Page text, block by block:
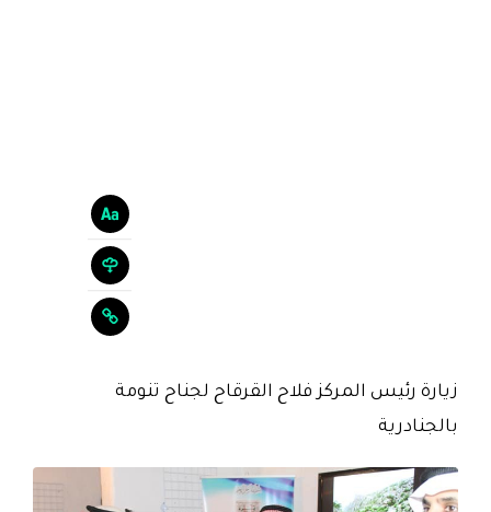
زيارة رئيس المركز فلاح القرقاح لجناح تنومة
بالجنادرية